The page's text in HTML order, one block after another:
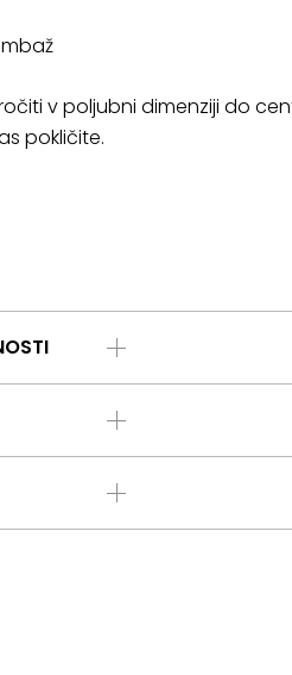
v poljubni dimenziji do
pokličite.